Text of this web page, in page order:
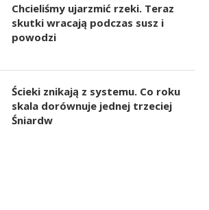
Chcieliśmy ujarzmić rzeki. Teraz
skutki wracają podczas susz i
powodzi
Ścieki znikają z systemu. Co roku
skala dorównuje jednej trzeciej
Śniardw